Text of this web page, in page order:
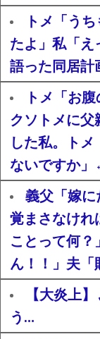
トメ「う
たよ」私「
語った同居計
トメ「お
クソトメに父
した私。ト
ないですか
義父「嫁
覚まさなけれ
ことって何？
ん！！」夫「
【大炎上
う…